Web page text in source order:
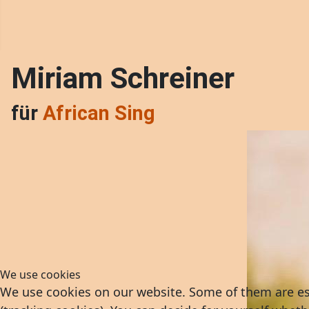
Miriam Schreiner
für African Sing
We use cookies
We use cookies on our website. Some of them are